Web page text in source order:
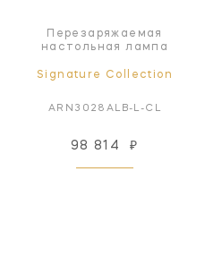
Перезаряжаемая
настольная лампа
Signature Collection
ARN3028ALB-L-CL
98 814 ₽